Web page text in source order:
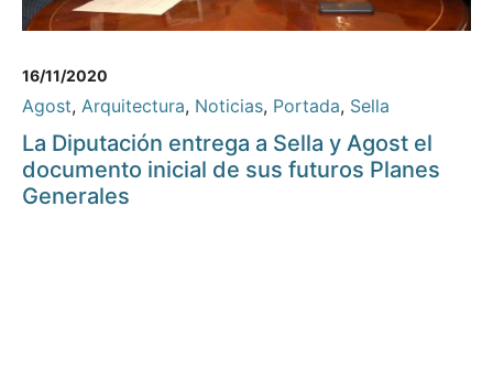
16/11/2020
Agost, Arquitectura, Noticias, Portada, Sella
La Diputación entrega a Sella y Agost el
documento inicial de sus futuros Planes
Generales